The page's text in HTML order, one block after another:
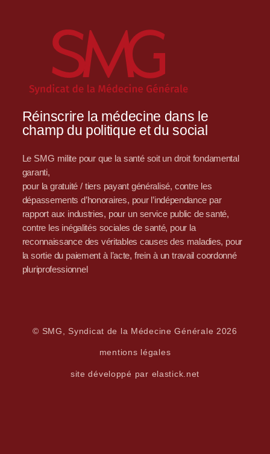
Réinscrire la médecine dans le
champ du politique et du social
Le SMG milite pour que la santé soit un droit fondamental
garanti,
pour la gratuité / tiers payant généralisé, contre les
dépassements d’honoraires, pour l’indépendance par
rapport aux industries, pour un service public de santé,
contre les inégalités sociales de santé, pour la
reconnaissance des véritables causes des maladies, pour
la sortie du paiement à l’acte, frein à un travail coordonné
pluriprofessionnel
© SMG, Syndicat de la Médecine Générale 2026
mentions légales
site développé par elastick.net